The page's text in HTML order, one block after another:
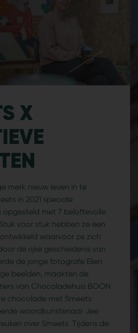
X
merk nieuw leven in te
in 2021 speciale
opgesteld met 7 beloftevolle
voor stuk hebben ze een
waarvoor ze zich
de rijke geschiedenis van
de jonge fotografe Elien
beelden, maakten de
van Chocoladehuis BOON
chocolade met Smeets
woordkunstenaar Jee
over Smeets. Tijdens de